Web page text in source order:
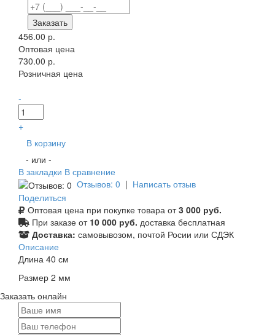
Заказать
456.00 р.
Оптовая цена
730.00 р.
Розничная цена
-
+
В корзину
- или -
В закладки В сравнение
Отзывов: 0 | Написать отзыв
Поделиться
Оптовая цена при покупке товара от3 000 руб.
При заказе от 10 000 руб. доставка бесплатная
Доставка: самовывозом, почтой Росии или СДЭК
Описание
Длина 40 см
Размер 2 мм
Заказать онлайн